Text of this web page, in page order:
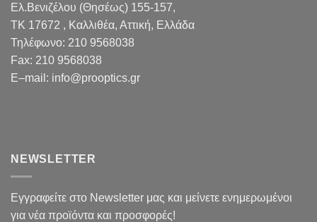
Ελ.Βενιζέλου (Θησέως) 155-157,
TK 17672 , Καλλιθέα, Αττική, Ελλάδα
Τηλέφωνο: 210 9568038
Fax: 210 9568038
E–mail : info@prooptics.gr
NEWSLETTER
Εγγραφείτε στο Newsletter μας και μείνετε ενημερωμένοι
για νέα προϊόντα και προσφορές!